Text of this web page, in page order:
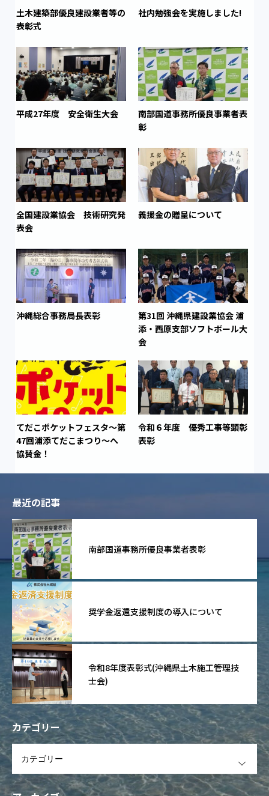
土木建築部優良建設業者等の
表彰式
社内勉強会を実施しました!
平成27年度 安全衛生大会
南部国道事務所優良事業者表
彰
全国建設業協会 技術研究発
表会
義援金の贈呈について
沖縄総合事務局長表彰
第31回 沖縄県建設業協会 浦
添・西原支部ソフトボール大
会
てだこポケットフェスタ～第
47回浦添てだこまつり～へ
協賛金！
令和６年度 優秀工事等顕彰
表彰
最近の記事
南部国道事務所優良事業者表彰
奨学金返還支援制度の導入について
令和8年度表彰式(沖縄県土木施工管理技
士会)
カテゴリー